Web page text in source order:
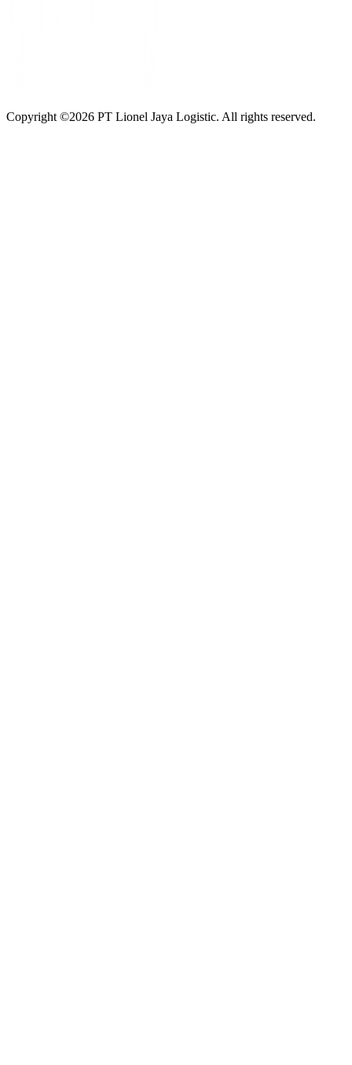
Copyright ©2026 PT Lionel Jaya Logistic. All rights reserved.